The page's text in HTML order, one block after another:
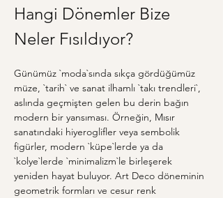
Hangi Dönemler Bize
Neler Fısıldıyor?
Günümüz `moda`sında sıkça gördüğümüz
müze, `tarih` ve sanat ilhamlı `takı trendleri`,
aslında geçmişten gelen bu derin bağın
modern bir yansıması. Örneğin, Mısır
sanatındaki hiyeroglifler veya sembolik
figürler, modern `küpe`lerde ya da
`kolye`lerde `minimalizm`le birleşerek
yeniden hayat buluyor. Art Deco döneminin
geometrik formları ve cesur renk